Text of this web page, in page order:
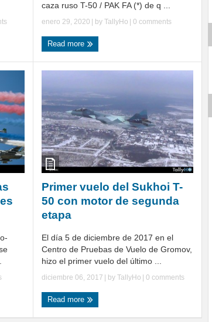
caza ruso T-50 / PAK FA (*) de q ...
enero 29, 2020 | by TallyHo 0 comments
Read more
Primer vuelo del Sukhoi T-
50 con motor de segunda
etapa
El día 5 de diciembre de 2017 en el
Centro de Pruebas de Vuelo de Gromov,
hizo el primer vuelo del último ...
diciembre 06, 2017 | by TallyHo | 0 comments
Read more